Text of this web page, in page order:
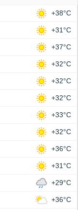
+38°C
+31°C
+37°C
+32°C
+32°C
+32°C
+33°C
+32°C
+36°C
+31°C
+29°C
+36°C